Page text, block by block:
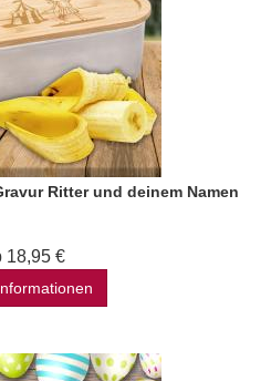
Ritter und deinem Namen
18,95 €